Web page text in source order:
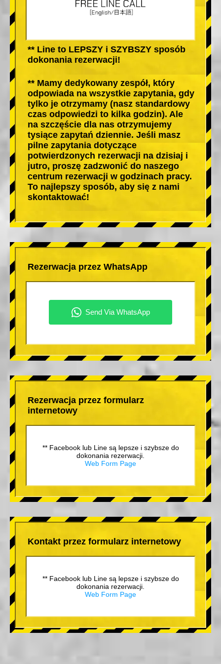
** Line to LEPSZY i SZYBSZY sposób
dokonania rezerwacji!
** Mamy dedykowany zespół, który
odpowiada na wszystkie zapytania, gdy
tylko je otrzymamy (nasz standardowy
czas odpowiedzi to kilka godzin). Ale
na szczęście dla nas otrzymujemy
tysiące zapytań dziennie. Jeśli masz
pilne zapytania dotyczące
potwierdzonych rezerwacji na dzisiaj i
jutro, proszę zadzwonić do naszego
centrum rezerwacji w godzinach pracy.
To najlepszy sposób, aby się z nami
skontaktować!
Rezerwacja przez WhatsApp
Rezerwacja przez formularz
internetowy
** Facebook lub Line są lepsze i szybsze do
dokonania rezerwacji.
Web Form Page
Kontakt przez formularz internetowy
** Facebook lub Line są lepsze i szybsze do
dokonania rezerwacji.
Web Form Page